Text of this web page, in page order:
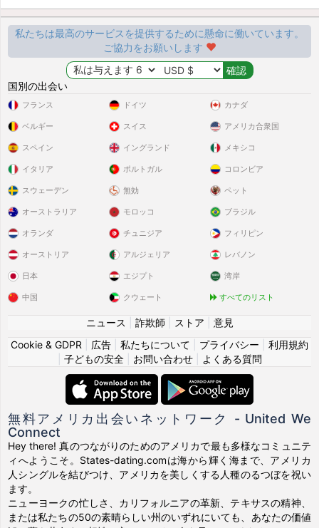
私たちは最高のサービスを提供するために懸命に働いています。
ご協力をお願いします
国別の出会い
フランス
ベルギー
スペイン
イタリア
スウェーデン
ドイツ
スイス
イングランド
ポルトガル
無効
カナダ
アメリカ合衆国
メキシコ
コロンビア
ペット
オーストラリア
オランダ
オーストリア
日本
中国
モロッコ
チュニジア
アルジェリア
エジプト
クウェート
ブラジル
フィリピン
レバノン
湾岸
すべてのリスト
ニュース 詐欺師 ストア
意見
Cookie & GDPR
広告 私たちについて プライバシー
利用規約
子どもの安全| お問い合わせ| よくある質問
無料アメリカ出会いネットワーク - United We
Connect
Hey there! 真のつながりのためのアメリカで最も多様なコミュニテ
ィへようこそ。States-dating.comは海から輝く海まで、アメリカ
人シングルを結びつけ、アメリカを美しくする人種のるつぼを祝い
ます。
ニューヨークの忙しさ、カリフォルニアの革新、テキサスの精神、
または私たちの50の素晴らしい州のいずれにいても、あなたの価値